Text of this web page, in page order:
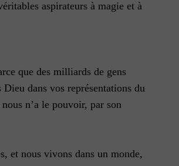
aspirateurs à magie et à
que des milliards de gens
dans vos représentations du
n’a le pouvoir, par son
et nous vivons dans un monde,